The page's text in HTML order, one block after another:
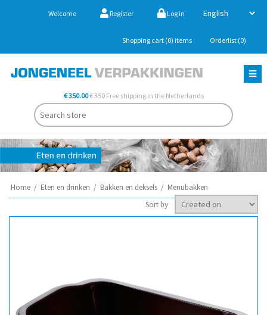
Welcome Register Log in
Shopping cart (0) items Orderlist (0)
€ 350.00€ 350 Free shipping in the Netherlands
Home / Eten en drinken / Bakken en deksels / Menubakken
Sort by